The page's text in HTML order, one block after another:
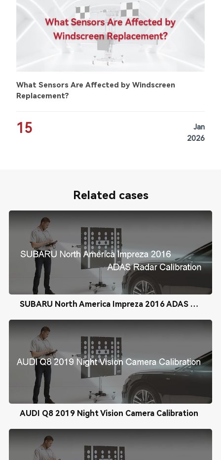
What Sensors Are Affected by Windscreen
Replacement?
15
Jan
2026
Related cases
SUBARU North America Impreza 2016 ADAS Radar Calibration
AUDI Q8 2019 Night Vision Camera Calibration